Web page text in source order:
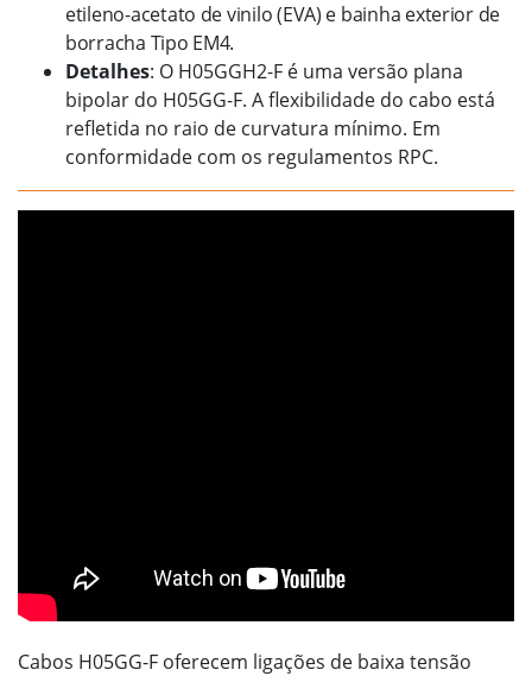
etileno-acetato de vinilo (EVA) e bainha exterior de
borracha Tipo EM4.
Detalhes: O H05GGH2-F é uma versão plana
bipolar do H05GG-F. A flexibilidade do cabo está
refletida no raio de curvatura mínimo. Em
conformidade com os regulamentos RPC.
Cabos H05GG-F oferecem ligações de baixa tensão